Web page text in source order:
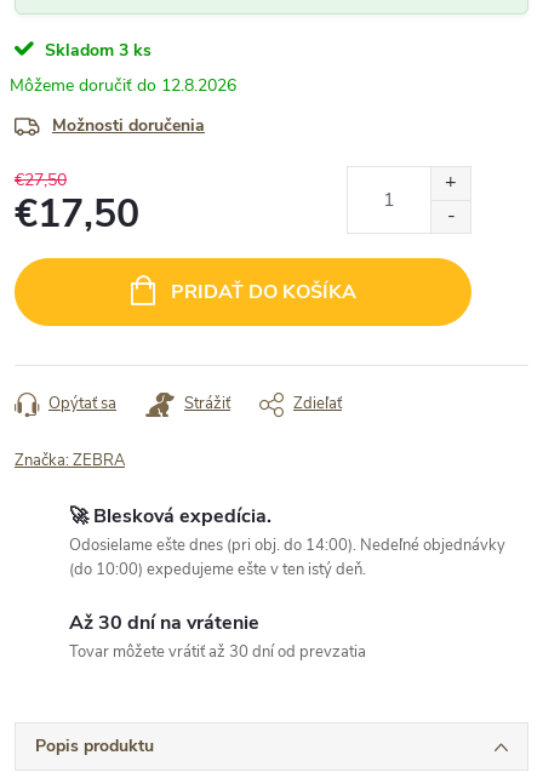
Skladom 3 ks
12.8.2026
Možnosti doručenia
€27,50
€17,50
cena:
PRIDAŤ DO KOŠÍKA
Opýtať sa Strážiť Zdieľať
Značka:ZEBRA
🚀 Blesková expedícia.
Odosielame ešte dnes (pri obj. do 14:00). Nedeľné objednávky
(do 10:00) expedujeme ešte v ten istý deň.
Až 30 dní na vrátenie
Tovar môžete vrátiť až 30 dní od prevzatia
Popis produktu